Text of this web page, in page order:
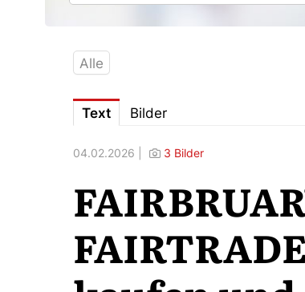
Alle
Text Bilder
04.02.2026 | 3 Bilder